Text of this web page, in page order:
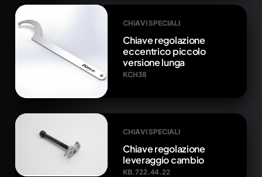
CHIAVI SPECIALI
Chiave regolazione
eccentrico piccolo
versione lunga
KCH38
CHIAVI SPECIALI
Chiave regolazione
leveraggio cambio
KB.722.44.22